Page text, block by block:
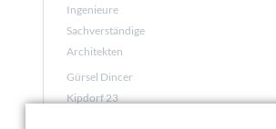
Ingenieure
Sachverständige
Architekten
Gürsel Dincer
Kipdorf 23